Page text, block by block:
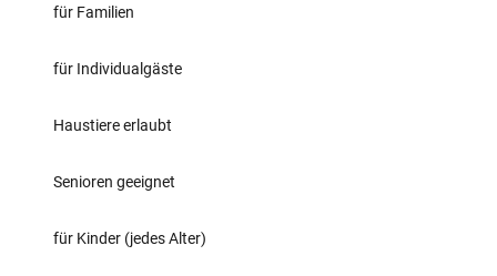
für Familien
für Individualgäste
Haustiere erlaubt
Senioren geeignet
für Kinder (jedes Alter)